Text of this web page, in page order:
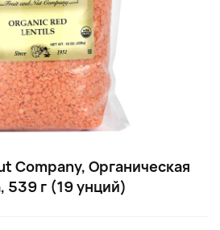
Company, Органическая
539 г (19 унций)